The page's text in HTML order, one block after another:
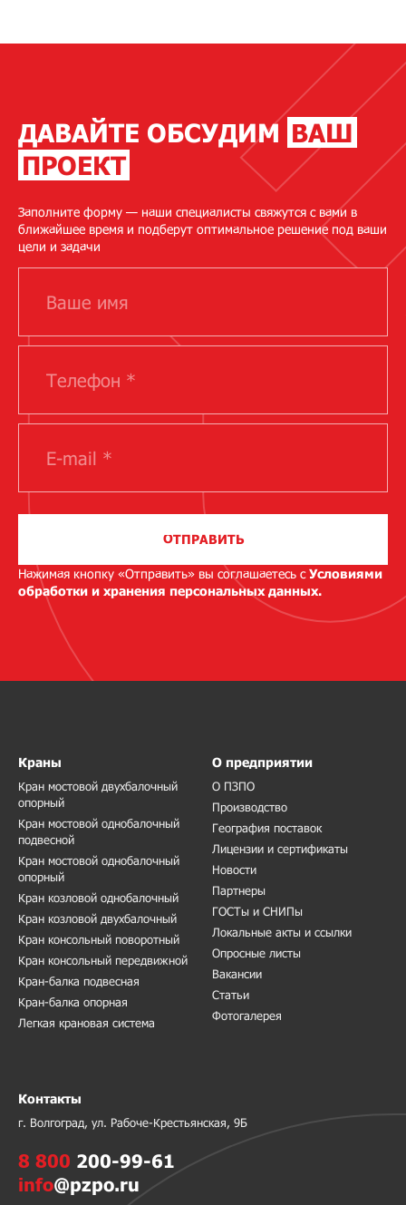
ДАВАЙТЕ ОБСУДИМ ВАШ
ПРОЕКТ
Заполните форму — наши специалисты свяжутся с вами в
ближайшее время и подберут оптимальное решение под ваши
цели и задачи
ОТПРАВИТЬ
Нажимая кнопку «Отправить» вы соглашаетесь сУсловиями
обработки и хранения персональных данных.
Краны
Кран мостовой двухбалочный
опорный
Кран мостовой однобалочный
подвесной
Кран мостовой однобалочный
опорный
Кран козловой однобалочный
Кран козловой двухбалочный
Кран консольный поворотный
Кран консольный передвижной
Кран-балка подвесная
Кран-балка опорная
Легкая крановая система
О предприятии
О ПЗПО
Производство
География поставок
Лицензии и сертификаты
Новости
Партнеры
ГОСТы и СНИПы
Локальные акты и ссылки
Опросные листы
Вакансии
Статьи
Фотогалерея
Контакты
г. Волгоград, ул. Рабоче-Крестьянская, 9Б
8 800 200-99-61
info@pzpo.ru